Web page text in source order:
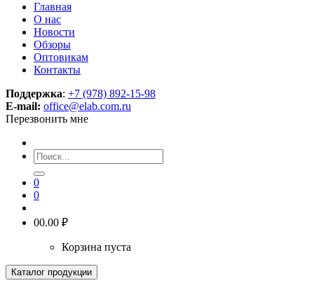
Главная
О нас
Новости
Обзоры
Оптовикам
Контакты
Поддержка: +7 (978) 892-15-98
E-mail: office@elab.com.ru
Перезвонить мне
0
0
00.00 ₽
Корзина пуста
Каталог продукции